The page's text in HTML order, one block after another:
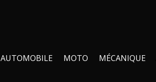
AUTOMOBILE MOTO MÉCANIQUE